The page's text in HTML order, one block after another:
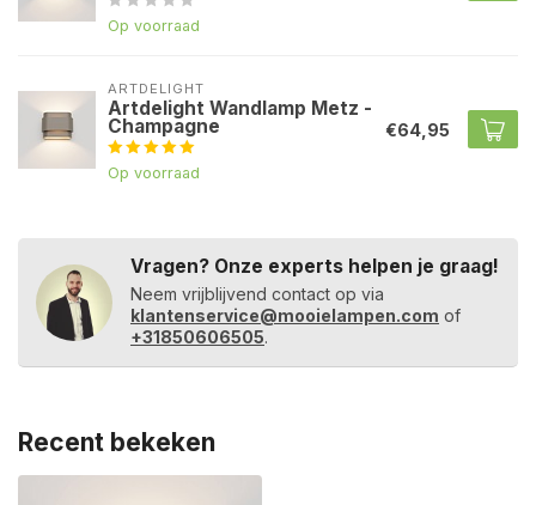
Op voorraad
ARTDELIGHT
Artdelight Wandlamp Metz -
Champagne
Op voorraad
€64,95
Vragen? Onze experts helpen je graag!
Neem vrijblijvend contact op via
klantenservice@mooielampen.com of
+31850606505.
Recent bekeken